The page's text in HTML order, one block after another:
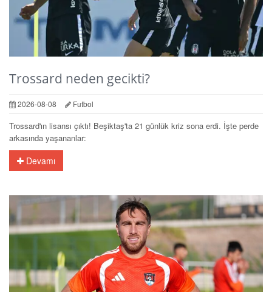
Trossard neden gecikti?
2026-08-08 Futbol
Trossard'ın lisansı çıktı! Beşiktaş'ta 21 günlük kriz sona erdi. İşte perde
arkasında yaşananlar:
Devamı